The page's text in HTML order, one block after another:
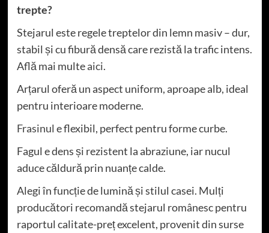
trepte?
Stejarul este regele treptelor din lemn masiv – dur,
stabil și cu fibură densă care rezistă la trafic intens.
Află mai multeaici.
Arțarul oferă un aspect uniform, aproape alb, ideal
pentru interioare moderne.
Frasinul e flexibil, perfect pentru forme curbe.
Fagul e dens și rezistent la abraziune, iar nucul
aduce căldură prin nuanțe calde.
Alegi în funcție de lumină și stilul casei. Mulți
producători recomandă stejarul românesc pentru
raportul calitate-preț excelent, provenit din surse